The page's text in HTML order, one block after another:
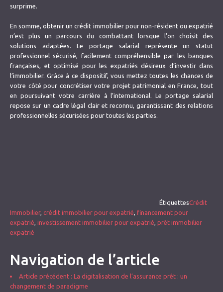
surprime.
En somme, obtenir un crédit immobilier pour non-résident ou expatrié
n’est plus un parcours du combattant lorsque l’on choisit des
solutions adaptées. Le portage salarial représente un statut
professionnel sécurisé, facilement compréhensible par les banques
françaises, et optimisé pour les expatriés désireux d’investir dans
l’immobilier. Grâce à ce dispositif, vous mettez toutes les chances de
votre côté pour concrétiser votre projet patrimonial en France, tout
en poursuivant votre carrière à l’international. Le portage salarial
repose sur un cadre légal clair et reconnu, garantissant des relations
professionnelles sécurisées pour toutes les parties.
ÉtiquettesCrédit
Immobilier, crédit immobilier pour expatrié, financement pour
expatrié, investissement immobilier pour expatrié, prêt immobilier
expatrié
Navigation de l’article
Article précédent : La digitalisation de l’assurance prêt : un
changement de paradigme